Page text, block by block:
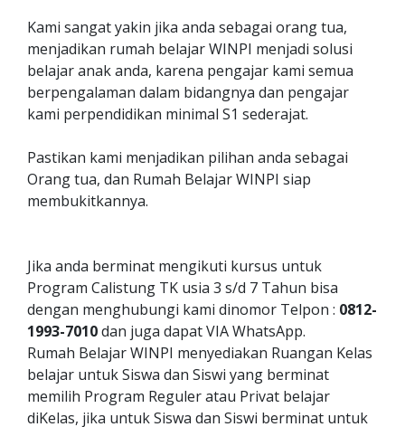
Kami sangat yakin jika anda sebagai orang tua,
menjadikan rumah belajar WINPI menjadi solusi
belajar anak anda, karena pengajar kami semua
berpengalaman dalam bidangnya dan pengajar
kami perpendidikan minimal S1 sederajat.
Pastikan kami menjadikan pilihan anda sebagai
Orang tua, dan Rumah Belajar WINPI siap
membukitkannya.
Jika anda berminat mengikuti kursus untuk
Program Calistung TK usia 3 s/d 7 Tahun bisa
dengan menghubungi kami dinomor Telpon : 0812-
1993-7010dan juga dapat VIA WhatsApp.
Rumah Belajar WINPI menyediakan Ruangan Kelas
belajar untuk Siswa dan Siswi yang berminat
memilih Program Reguler atau Privat belajar
diKelas, jika untuk Siswa dan Siswi berminat untuk